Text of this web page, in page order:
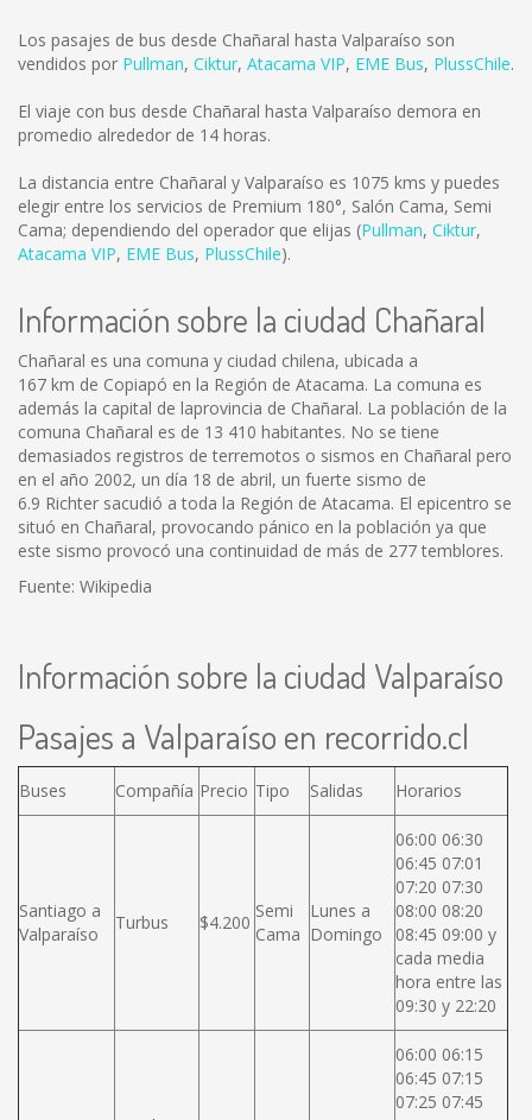
Los pasajes de bus desde Chañaral hasta Valparaíso son
vendidos por Pullman, Ciktur, Atacama VIP, EME Bus, PlussChile.
El viaje con bus desde Chañaral hasta Valparaíso demora en
promedio alrededor de 14 horas.
La distancia entre Chañaral y Valparaíso es 1075 kms y puedes
elegir entre los servicios de Premium 180°, Salón Cama, Semi
Cama; dependiendo del operador que elijas (Pullman, Ciktur,
Atacama VIP, EME Bus, PlussChile).
Información sobre la ciudad Chañaral
Chañaral es una comuna y ciudad chilena, ubicada a
167 km de Copiapó en la Región de Atacama. La comuna es
además la capital de laprovincia de Chañaral. La población de la
comuna Chañaral es de 13 410 habitantes. No se tiene
demasiados registros de terremotos o sismos en Chañaral pero
en el año 2002, un día 18 de abril, un fuerte sismo de
6.9 Richter sacudió a toda la Región de Atacama. El epicentro se
situó en Chañaral, provocando pánico en la población ya que
este sismo provocó una continuidad de más de 277 temblores.
Fuente: Wikipedia
Información sobre la ciudad Valparaíso
Pasajes a Valparaíso en recorrido.cl
Buses Compañía Precio Tipo Salidas Horarios
Santiago a
Valparaíso
Turbus $4.200
Semi
Cama
Lunes a
Domingo
06:00 06:30
06:45 07:01
07:20 07:30
08:00 08:20
08:45 09:00 y
cada media
hora entre las
09:30 y 22:20
06:00 06:15
06:45 07:15
07:25 07:45